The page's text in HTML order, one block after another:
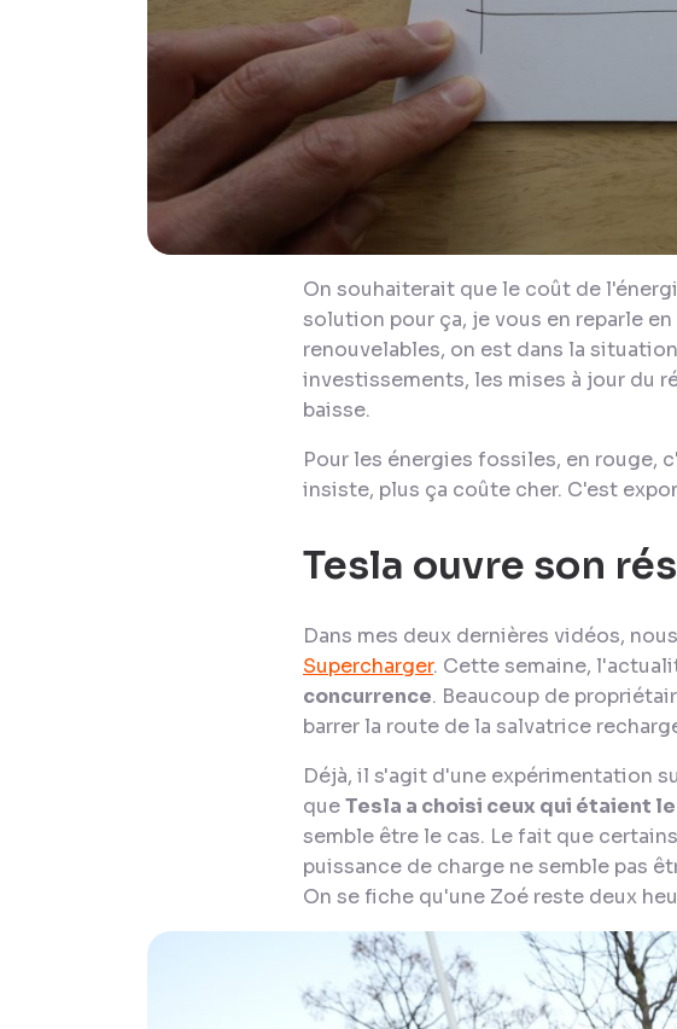
On souhaiterait que le coût de
solution pour ça, je vous en reparle
renouvelables, on est dans la
investissements, les mises à jour du
baisse.
Pour les énergies fossiles, en rouge,
insiste, plus ça coûte cher. C'est
Tesla ouvre son
Dans mes deux dernières vidéos,
Supercharger. Cette semaine,
concurrence. Beaucoup de
barrer la route de la salvatrice
Déjà, il s'agit d'une expérimentation
queTesla a choisi ceux qui étaient
semble être le cas. Le fait que
puissance de charge ne semble pas
On se fiche qu'une Zoé reste deux